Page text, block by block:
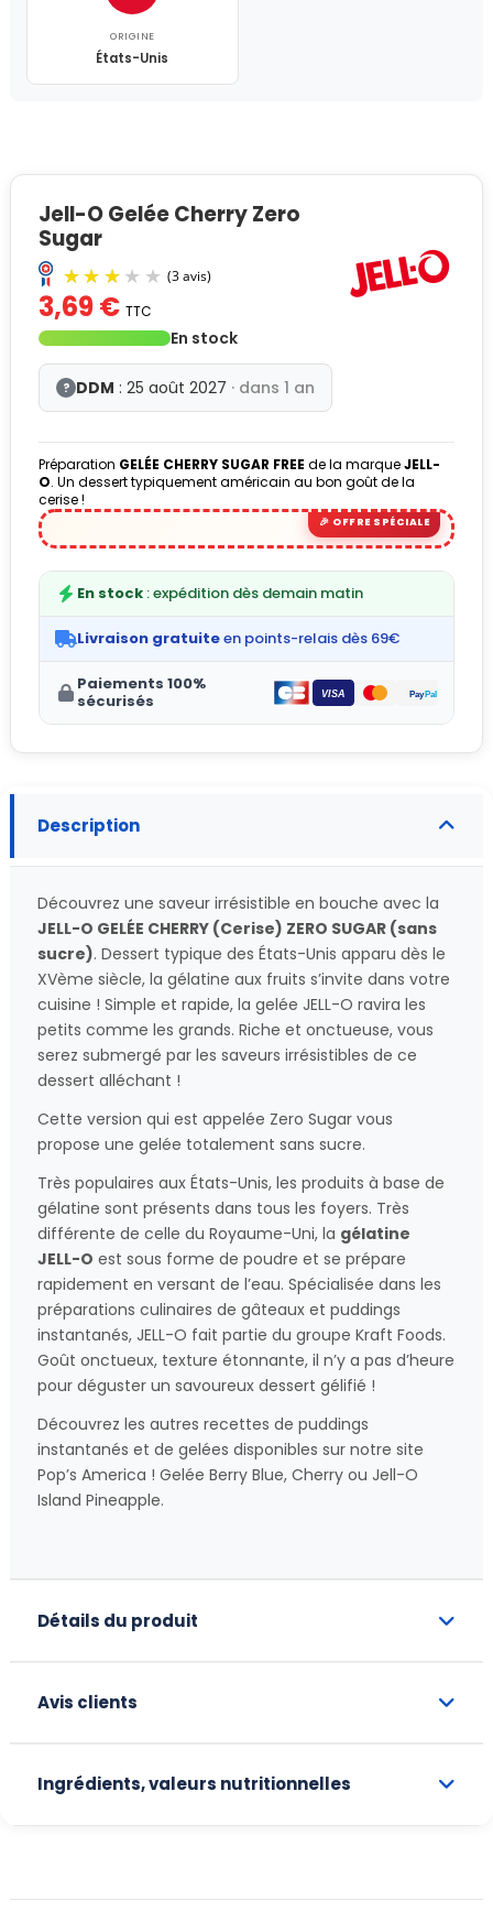
ORIGINE
États-Unis
Jell-O Gelée Cherry Zero
Sugar
(3 avis)
3,69 € TTC
En stock
? DDM : 25 août 2027 · dans 1 an
Préparation GELÉE CHERRY SUGAR FREE de la marqueJELL-
O. Un dessert typiquement américain au bon goût de la
cerise !
En stock : expédition dès demain matin
Livraison gratuiteen points-relais dès 69€
Paiements 100%
sécurisés
Description
Découvrez une saveur irrésistible en bouche avec la
JELL-O GELÉE CHERRY (Cerise) ZERO SUGAR (sans
sucre). Dessert typique des États-Unis apparu dès le
XVème siècle, la gélatine aux fruits s’invite dans votre
cuisine ! Simple et rapide, la gelée JELL-O ravira les
petits comme les grands. Riche et onctueuse, vous
serez submergé par les saveurs irrésistibles de ce
dessert alléchant !
Cette version qui est appelée Zero Sugar vous
propose une gelée totalement sans sucre.
Très populaires aux États-Unis, les produits à base de
gélatine sont présents dans tous les foyers. Très
différente de celle du Royaume-Uni, la gélatine
JELL-O est sous forme de poudre et se prépare
rapidement en versant de l’eau. Spécialisée dans les
préparations culinaires de gâteaux et puddings
instantanés, JELL-O fait partie du groupe Kraft Foods.
Goût onctueux, texture étonnante, il n’y a pas d’heure
pour déguster un savoureux dessert gélifié !
Découvrez les autres recettes de puddings
instantanés et de gelées disponibles sur notre site
Pop’s America ! Gelée Berry Blue, Cherry ou Jell-O
Island Pineapple.
Détails du produit
Avis clients
Ingrédients, valeurs nutritionnelles